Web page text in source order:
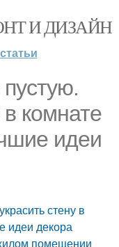
И ДИЗАЙН
статьи
пустую.
в комнате
идеи
стену в
идеи декора
помещении